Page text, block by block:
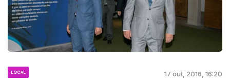
LOCAL 17 out, 2016, 16:20